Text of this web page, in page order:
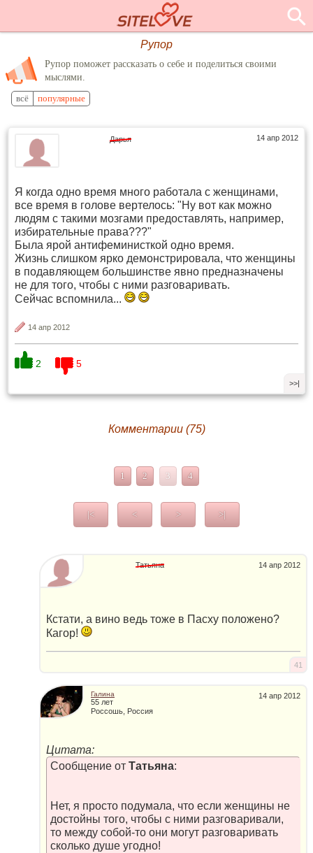
Рупор
Рупор поможет рассказать о себе и поделиться своими
мыслями.
всё популярные
14 апр 2012
Дарья
Я когда одно время много работала с женщинами,
все время в голове вертелось: "Ну вот как можно
людям с такими мозгами предоставлять, например,
избирательные права???"
Была ярой антифеминисткой одно время.
Жизнь слишком ярко демонстрировала, что женщины
в подавляющем большинстве явно предназначены
не для того, чтобы с ними разговаривать.
Сейчас вспомнила...
14 апр 2012
2 5
>>|
Комментарии (75)
1 2 3 4
|< < > >|
14 апр 2012
Татьяна
Кстати, а вино ведь тоже в Пасху положено?
Кагор!
41
14 апр 2012
Галина
55 лет
Россошь, Россия
Цитата:
Сообщение от Татьяна:
Нет, я просто подумала, что если женщины не
достойны того, чтобы с ними разговаривали,
то между собой-то они могут разговаривать
сколько душе угодно!